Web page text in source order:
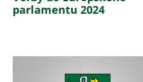
parlamentu 2024